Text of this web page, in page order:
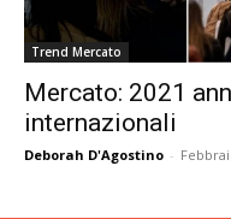
Trend Mercato
Mercato: 2021
internazionali
Deborah D'Agostino -